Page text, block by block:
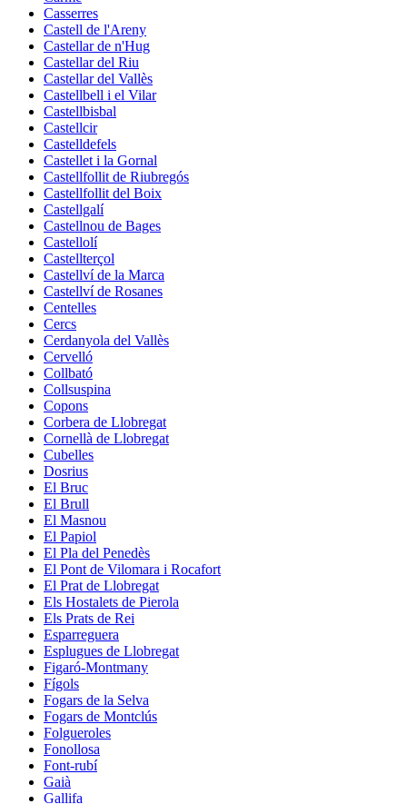
Casserres
Castell de l'Areny
Castellar de n'Hug
Castellar del Riu
Castellar del Vallès
Castellbell i el Vilar
Castellbisbal
Castellcir
Castelldefels
Castellet i la Gornal
Castellfollit de Riubregós
Castellfollit del Boix
Castellgalí
Castellnou de Bages
Castellolí
Castellterçol
Castellví de la Marca
Castellví de Rosanes
Centelles
Cercs
Cerdanyola del Vallès
Cervelló
Collbató
Collsuspina
Copons
Corbera de Llobregat
Cornellà de Llobregat
Cubelles
Dosrius
El Bruc
El Brull
El Masnou
El Papiol
El Pla del Penedès
El Pont de Vilomara i Rocafort
El Prat de Llobregat
Els Hostalets de Pierola
Els Prats de Rei
Esparreguera
Esplugues de Llobregat
Figaró-Montmany
Fígols
Fogars de la Selva
Fogars de Montclús
Folgueroles
Fonollosa
Font-rubí
Gaià
Gallifa